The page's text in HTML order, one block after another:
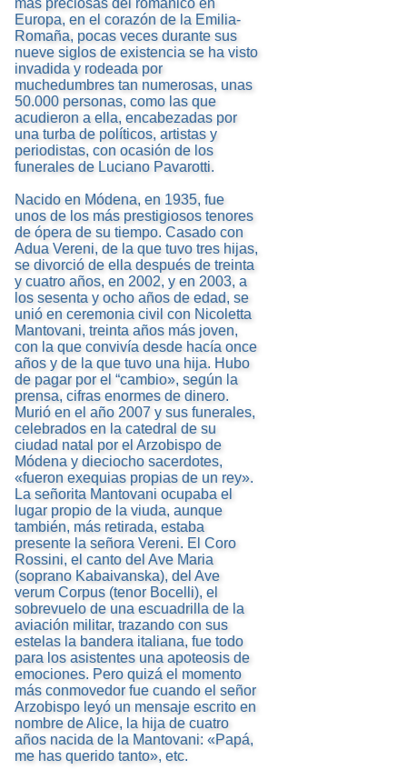
más preciosas del románico en
Europa, en el corazón de la Emilia-
Romaña, pocas veces durante sus
nueve siglos de existencia se ha visto
invadida y rodeada por
muchedumbres tan numerosas, unas
50.000 personas, como las que
acudieron a ella, encabezadas por
una turba de políticos, artistas y
periodistas, con ocasión de los
funerales de Luciano Pavarotti.
Nacido en Módena, en 1935, fue
unos de los más prestigiosos tenores
de ópera de su tiempo. Casado con
Adua Vereni, de la que tuvo tres hijas,
se divorció de ella después de treinta
y cuatro años, en 2002, y en 2003, a
los sesenta y ocho años de edad, se
unió en ceremonia civil con Nicoletta
Mantovani, treinta años más joven,
con la que convivía desde hacía once
años y de la que tuvo una hija. Hubo
de pagar por el “cambio», según la
prensa, cifras enormes de dinero.
Murió en el año 2007 y sus funerales,
celebrados en la catedral de su
ciudad natal por el Arzobispo de
Módena y dieciocho sacerdotes,
«fueron exequias propias de un rey».
La señorita Mantovani ocupaba el
lugar propio de la viuda, aunque
también, más retirada, estaba
presente la señora Vereni. El Coro
Rossini, el canto del Ave Maria
(soprano Kabaivanska), del Ave
verum Corpus (tenor Bocelli), el
sobrevuelo de una escuadrilla de la
aviación militar, trazando con sus
estelas la bandera italiana, fue todo
para los asistentes una apoteosis de
emociones. Pero quizá el momento
más conmovedor fue cuando el señor
Arzobispo leyó un mensaje escrito en
nombre de Alice, la hija de cuatro
años nacida de la Mantovani: «Papá,
me has querido tanto», etc.